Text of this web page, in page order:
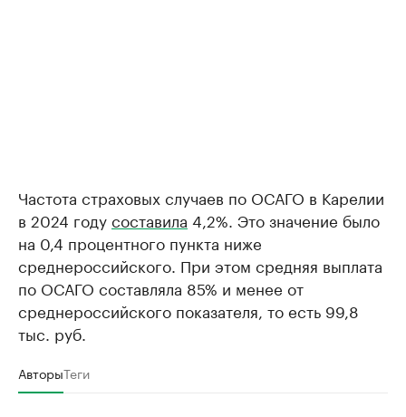
Частота страховых случаев по ОСАГО в Карелии
в 2024 годусоставила 4,2%. Это значение было
на 0,4 процентного пункта ниже
среднероссийского. При этом средняя выплата
по ОСАГО составляла 85% и менее от
среднероссийского показателя, то есть 99,8
тыс. руб.
АвторыТеги